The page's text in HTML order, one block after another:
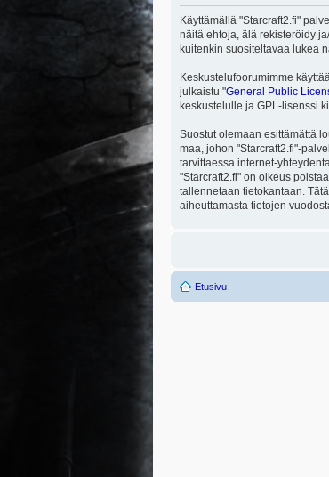
Käyttämällä "Starcraft2.fi"
näitä ehtoja, älä rekisteröidy
kuitenkin suositeltavaa lukea
Keskustelufoorumimme
julkaistu "General Public
keskustelulle ja GPL-lisenssi
Suostut olemaan esittämättä
maa, johon "Starcraft2.fi"-
tarvittaessa internet-
"Starcraft2.fi" on oikeus
tallennetaan tietokantaan.
aiheuttamasta tietojen
Etusivu